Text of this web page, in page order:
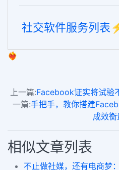
社交软件服务列表
❤️‍🔥
上一篇:Facebook证实将试验
一篇:手把手，教你搭建
成效衡
相似文章列表
不止做社媒，还有电商梦